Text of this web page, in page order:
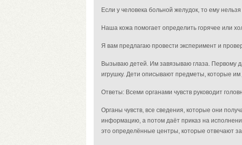
Если у человека больной желудок, то ему
Наша кожа помогает определить горячее или
Я вам предлагаю провести эксперимент и
Вызываю детей. Им завязываю глаза. Первому
игрушку. Дети описывают предметы, которые
Ответы: Всеми органами чувств руководит
Органы чувств, все сведения, которые они
информацию, а потом даёт приказ на
это определённые центры, которые отвечают